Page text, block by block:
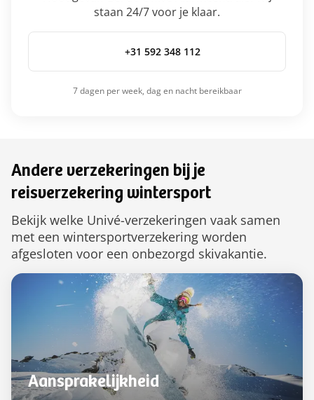
staan 24/7 voor je klaar.
+31 592 348 112
7 dagen per week, dag en nacht bereikbaar
Andere verzekeringen bij je
reisverzekering wintersport
Bekijk welke Univé-verzekeringen vaak samen
met een wintersportverzekering worden
afgesloten voor een onbezorgd skivakantie.
Aansprakelijkheid